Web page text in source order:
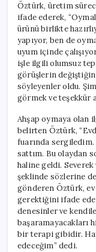
Öztürk, üretim
ifade ederek,
ürünü birlikte
yapıyor, ben de
uyum içinde
işle ilgili olumsuz
görüşlerin
söyleyenler oldu.
görmek ve teşekkür
Ahşap oymaya olan
belirten Öztürk,
fuarında
sattım. Bu olaydan
haline geldi.
şeklinde sözlerine
gönderen Öztürk,
gerektiğini ifade
denesinler ve
başaramayacakları
bir terapi gibidir.
edeceğim” dedi.